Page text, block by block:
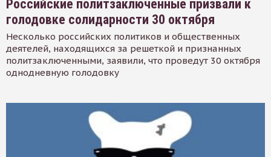
Российские политзаключенные призвали к
голодовке солидарности 30 октября
Несколько российских политиков и общественных
деятелей, находящихся за решеткой и признанных
политзаключенными, заявили, что проведут 30 октября
однодневную голодовку